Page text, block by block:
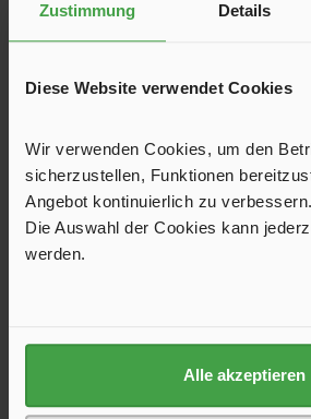
Zustimmung Details
Diese Website verwendet Cookies
Wir verwenden Cookies, um den
sicherzustellen, Funktionen
Angebot kontinuierlich zu verbessern.
Die Auswahl der Cookies kann
werden.
Alle akzeptieren
Oyster® auszeichnen. Ein neues Kapitel in
Herstellerinformationen
Downloads
Bewertungen